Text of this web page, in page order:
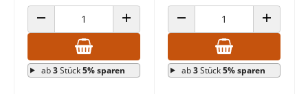
ANZAHL VERRINGERN ANZAHL ERHÖHEN
ab3Stück5% sparen
ANZAHL VERRINGERN ANZAHL
ab3Stück5% sparen